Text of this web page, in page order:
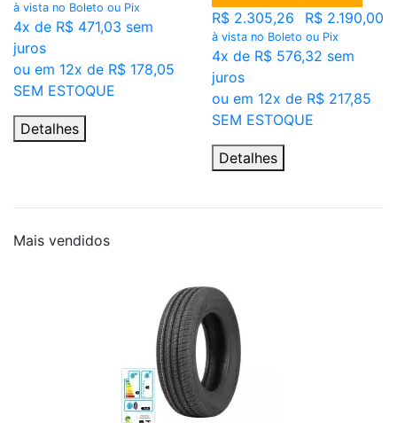
à vista no Boleto ou Pix
4x de R$ 471,03 sem
juros
ou em 12x de R$ 178,05
SEM ESTOQUE
Detalhes
R$ 2.305,26 R$ 2.190,00
à vista no Boleto ou Pix
4x de R$ 576,32 sem
juros
ou em 12x de R$ 217,85
SEM ESTOQUE
Detalhes
Mais vendidos